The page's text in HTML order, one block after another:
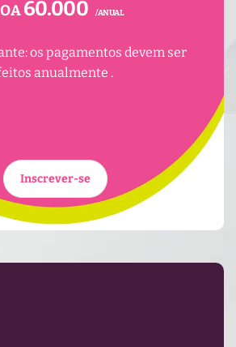
60.000 /ANUAL
os pagamentos devem ser
anualmente .
Inscrever-se